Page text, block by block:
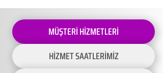
MÜŞTERİ HİZMETLERİ
HİZMET SAATLERİMİZ